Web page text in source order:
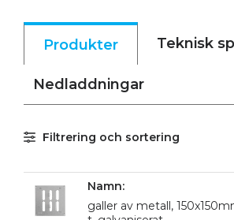
Produkter Teknisk
Nedladdningar
Filtrering och sortering
galler av metall,